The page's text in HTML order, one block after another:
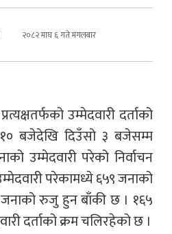
२०८२ माघ ६ गते मंगलबार
उम्मेदवारी दर्ताको
बजेदेखि दिउँसो ३ बजेसम्म
उम्मेदवारी परेको निर्वाचन
परेकामध्ये ६५९ जनाको
रुजु हुन बाँकी छ । १६५
दर्ताको क्रम चलिरहेको छ ।